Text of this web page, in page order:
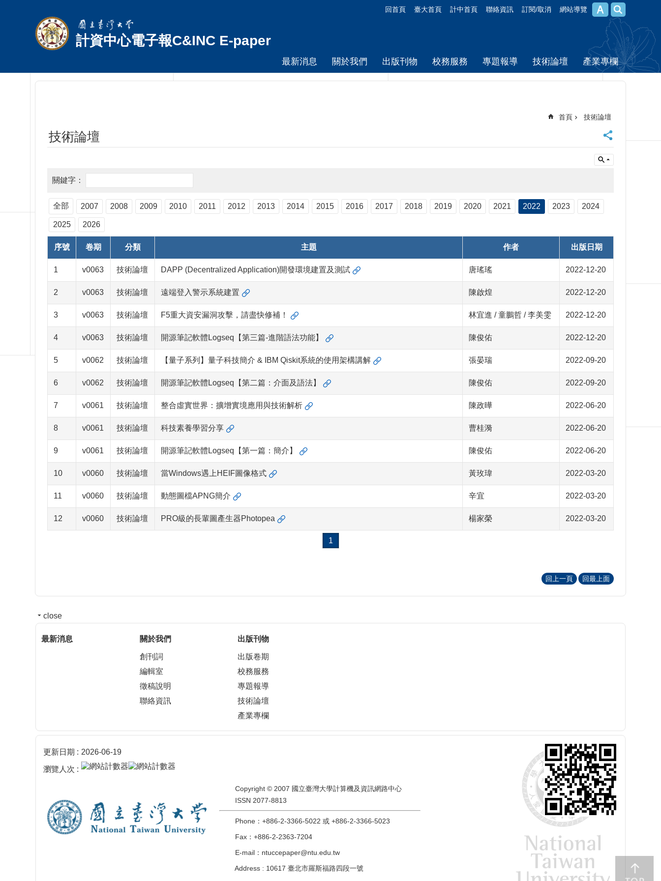
回首頁 臺大首頁 計中首頁 聯絡資訊 訂閱/取消 網站導覽
計資中心電子報C&INC E-paper
最新消息 關於我們 出版刊物 校務服務 專題報導 技術論壇 產業專欄
首頁 技術論壇
技術論壇
全部 2007 2008 2009 2010 2011 2012 2013 2014 2015 2016 2017 2018 2019 2020 2021 2022 2023 2024
2025 2026
序號 卷期 分類 主題 作者 出版日期
1 v0063 技術論壇 DAPP (Decentralized Application)開發環境建置及測試 唐瑤瑤 2022-12-20
2 v0063 技術論壇 遠端登入警示系統建置 陳啟煌 2022-12-20
3 v0063 技術論壇 F5重大資安漏洞攻擊，請盡快修補！ 林宜進 / 童鵬哲 / 李美雯 2022-12-20
4 v0063 技術論壇 開源筆記軟體Logseq【第三篇-進階語法功能】 陳俊佑 2022-12-20
5 v0062 技術論壇 【量子系列】量子科技簡介 & IBM Qiskit系統的使用架構講解 張晏瑞 2022-09-20
6 v0062 技術論壇 開源筆記軟體Logseq【第二篇：介面及語法】 陳俊佑 2022-09-20
7 v0061 技術論壇 整合虛實世界：擴增實境應用與技術解析 陳政曄 2022-06-20
8 v0061 技術論壇 科技素養學習分享 曹桂漪 2022-06-20
9 v0061 技術論壇 開源筆記軟體Logseq【第一篇：簡介】 陳俊佑 2022-06-20
10 v0060 技術論壇 當Windows遇上HEIF圖像格式 黃玫瑋 2022-03-20
11 v0060 技術論壇 動態圖檔APNG簡介 辛宜 2022-03-20
12 v0060 技術論壇 PRO級的長輩圖產生器Photopea 楊家榮 2022-03-20
1
回上一頁 回最上面
close
最新消息 關於我們
創刊詞
編輯室
徵稿說明
聯絡資訊
出版刊物
出版卷期
校務服務
專題報導
技術論壇
產業專欄
更新日期 2026-06-19
瀏覽人次
Copyright © 2007 國立臺灣大學計算機及資訊網路中心
ISSN 2077-8813
Phone：+886-2-3366-5022 或 +886-2-3366-5023
Fax：+886-2-2363-7204
E-mail：ntuccepaper@ntu.edu.tw
Address : 10617 臺北市羅斯福路四段一號